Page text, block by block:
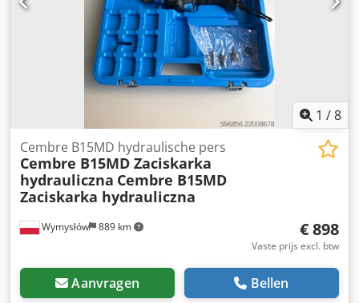
1 /8
Wymysłów 889 km
Cembre B15MD hydraulische pers
Cembre B15MD Zaciskarka
hydrauliczna Cembre B15MD
Zaciskarka hydrauliczna
€ 898
Vaste prijs excl. btw
Aanvragen Bellen